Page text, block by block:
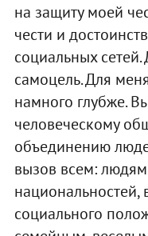
на защиту моей
чести и
социальных
самоцель. Для
намного глубже.
человеческому
объединению
вызов всем:
национальностей,
социального